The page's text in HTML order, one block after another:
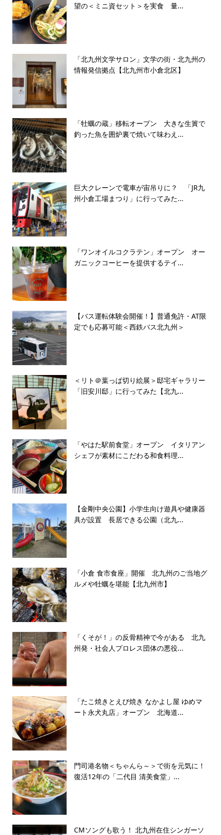
望の＜ミニ資セット＞を実食 量...
「北九州文学サロン」文学の街・北九州の
情報発信拠点【北九州市小倉北区】
「牡蠣の蔵」移転オープン 大きな生簀で
釣った魚を囲炉裏で焼いて味わえ...
巨大クレーンで電車が宙吊りに？ 「JR九
州小倉工場まつり」に行ってみた...
「ワンオイルコクラテン」オープン オー
ガニックコーヒーを提供するテイ...
【バス運転体験会開催！】普通免許・AT限
定でも応募可能＜西鉄バス北九州＞
＜リト＠葉っぱ切り絵展＞邸宅ギャラリー
「旧安川邸」に行ってみた【北九...
「やはた駅前食堂」オープン イタリアン
シェフが素材にこだわる和食料理...
【金剛中央公園】小学生向け遊具や健康器
具が設置 長居できる公園（北九...
「小倉 食市食座」開催 北九州のご当地グ
ルメや牡蠣を堪能【北九州市】
「くそが！」の反骨精神で今がある 北九
州発・社会人プロレス団体の悪役...
「たこ焼きとえび焼き なかよし屋 ゆめマ
ート永犬丸店」オープン 北海道...
門司港名物＜ちゃんら～＞で街を元気に！
復活12年の「二代目 清美食堂」...
CMソングも歌う！ 北九州在住シンガーソ